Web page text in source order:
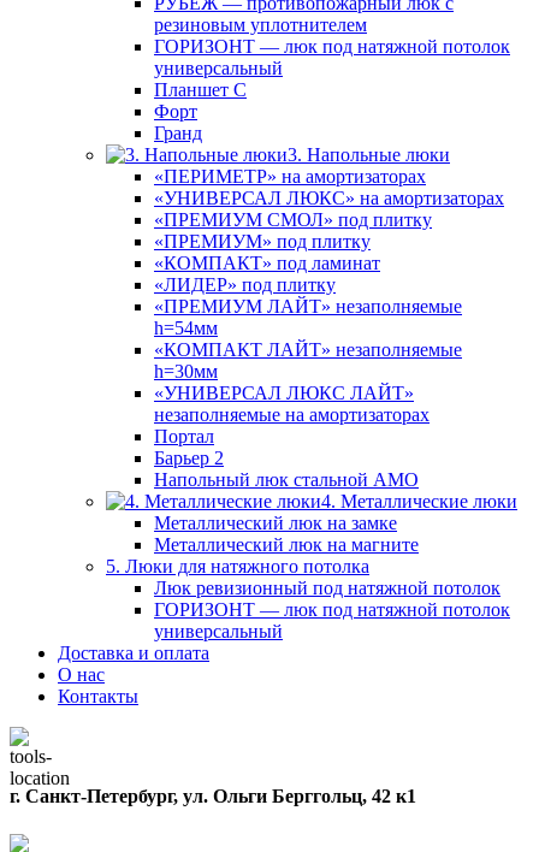
резиновым уплотнителем
ГОРИЗОНТ — люк под натяжной потолок
универсальный
Планшет С
Форт
Гранд
3. Напольные люки
«ПЕРИМЕТР» на амортизаторах
«УНИВЕРСАЛ ЛЮКС» на амортизаторах
«ПРЕМИУМ СМОЛ» под плитку
«ПРЕМИУМ» под плитку
«КОМПАКТ» под ламинат
«ЛИДЕР» под плитку
«ПРЕМИУМ ЛАЙТ» незаполняемые
h=54мм
«КОМПАКТ ЛАЙТ» незаполняемые
h=30мм
«УНИВЕРСАЛ ЛЮКС ЛАЙТ»
незаполняемые на амортизаторах
Портал
Барьер 2
Напольный люк стальной АМО
4. Металлические люки
Металлический люк на замке
Металлический люк на магните
5. Люки для натяжного потолка
Люк ревизионный под натяжной потолок
ГОРИЗОНТ — люк под натяжной потолок
универсальный
Доставка и оплата
О нас
Контакты
г. Санкт-Петербург, ул. Ольги Берггольц, 42 к1